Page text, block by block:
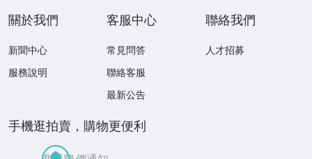
關於我們
新聞中心
服務說明
客服中心
常見問答
聯絡客服
最新公告
聯絡我們
人才招募
手機逛拍賣，購物更便利